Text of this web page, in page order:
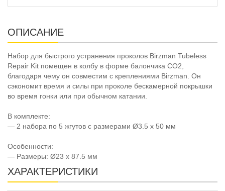
ОПИСАНИЕ
Набор для быстрого устранения проколов Birzman Tubeless
Repair Kit помещен в колбу в форме балончика CO2,
благодаря чему он совместим с креплениями Birzman. Он
сэкономит время и силы при проколе бескамерной покрышки
во время гонки или при обычном катании.
В комплекте:
— 2 набора по 5 жгутов с размерами Ø3.5 x 50 мм
Особенности:
— Размеры: Ø23 x 87.5 мм
ХАРАКТЕРИСТИКИ